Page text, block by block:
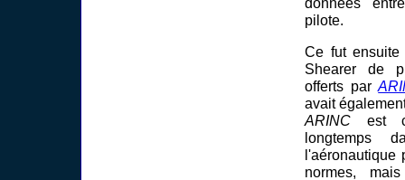
pilote.
Ce fut
Shearer de
offerts par
avait
ARINC est
longtemps
l'aéronautique
normes,